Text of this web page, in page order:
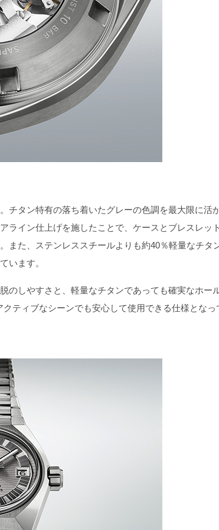
タン特有の落ち着いたグレーの色調を最大限に活
ライン仕上げを施したことで、ケースとブレスレッ
また、ステンレススチールよりも約40％軽量なチタ
います。
しやすさと、軽量なチタンであっても確実なホー
ティブなシーンでも安心して使用できる仕様となっ